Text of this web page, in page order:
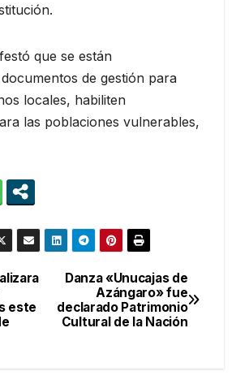
que se están
de gestión para
locales, habiliten
las poblaciones vulnerables,
Danza «Unucajas de
Azángaro» fue
declarado Patrimonio
Cultural de la Nación
este